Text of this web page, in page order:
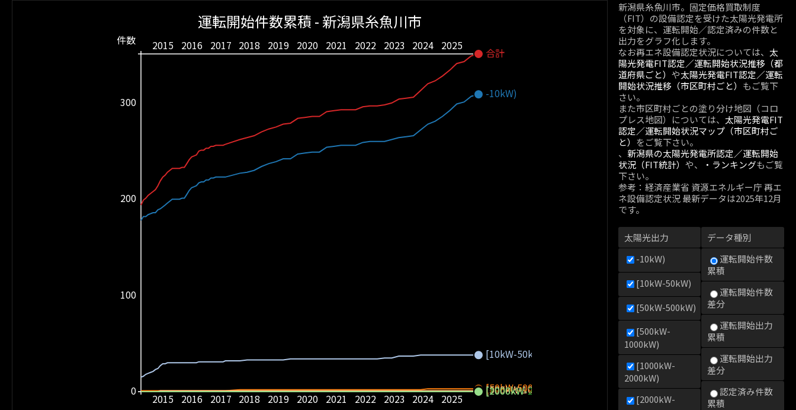
2015 2016 2017 2018 2019 2020 2021 2022 2023 2024 2025
2015 2016 2017 2018 2019 2020 2021 2022 2023 2024 2025
0
100
200
300
件数
運転開始件数累積 - 新潟県糸魚川市
-10kW)
[10kW-50kW)
[50kW-500kW)
[500kW-1000kW)
[1000kW-2000kW)
[2000kW-
合計
新潟県糸魚川市。固定価格買取制度
（FIT）の設備認定を受けた太陽光発電所
を対象に、運転開始／認定済みの件数と
出力をグラフ化します。
なお再エネ設備認定状況については、 太
陽光発電FIT認定／運転開始状況推移（都
道府県ごと） や太陽光発電FIT認定／運転
開始状況推移（市区町村ごと） もご覧下
さい。
また市区町村ごとの塗り分け地図（コロ
プレス地図）については、 太陽光発電FIT
認定／運転開始状況マップ（市区町村ご
と） をご覧下さい。
、 新潟県の太陽光発電所認定／運転開始
状況（FIT統計） や、 ・ランキングもご覧
下さい。
参考：経済産業省 資源エネルギー庁 再エ
ネ設備認定状況 最新データは2025年12月
です。
太陽光出力
-10kW)
[10kW-50kW)
[50kW-500kW)
[500kW-
1000kW)
[1000kW-
2000kW)
[2000kW-
データ種別
運転開始件数
累積
運転開始件数
差分
運転開始出力
累積
運転開始出力
差分
認定済み件数
累積